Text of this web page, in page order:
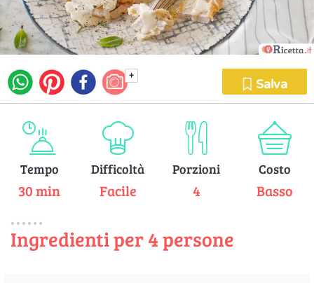
+
Salva
Tempo
30 min
Difficoltà
Facile
Porzioni
4
Costo
Basso
Ingredienti per 4 persone